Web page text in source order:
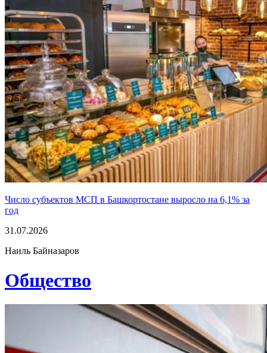
Число субъектов МСП в Башкортостане выросло на 6,1% за
год
31.07.2026
Наиль Байназаров
Общество